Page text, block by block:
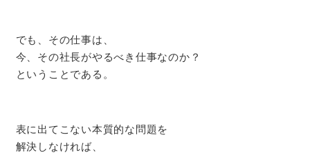
でも、その仕事は、
今、その社長がやるべき仕事なのか？
ということである。
表に出てこない本質的な問題を
解決しなければ、